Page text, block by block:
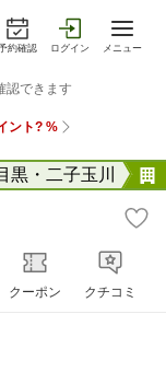
約確認 ログイン メニュー
黒・二子玉川
クーポン クチコミ